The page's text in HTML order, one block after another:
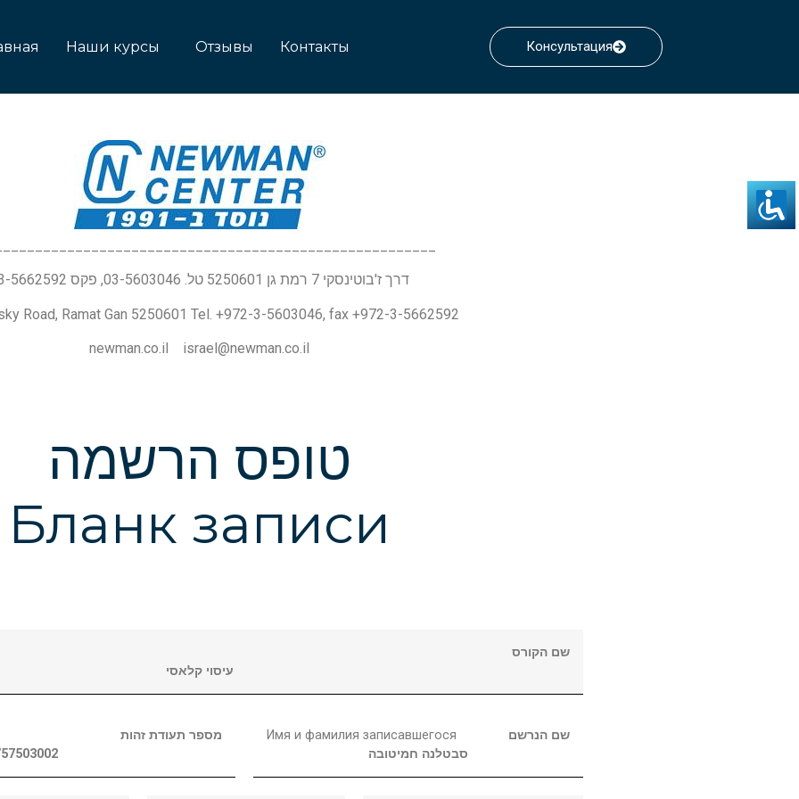
Наши курсы Отзывы Контакты Консультация
דרך ז'בוטינסקי 7 רמת גן 5250601 טל. 03-5603046, פקס 03-5662592
Road, Ramat Gan 5250601 Tel. +972-3-5603046, fax +972-3-5662592
newman.co.il israel@newman.co.il
טופס הרשמה
Бланк записи
שם הקורס
עיסוי קלאסי
מספר תעודת זהות
Имя и фамилия записавшегося
שם הנרשם
סבטלנה חמיטובה